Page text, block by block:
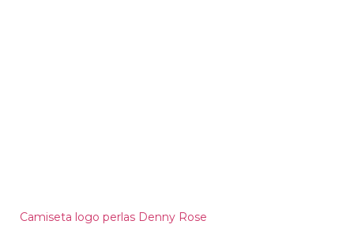
Camiseta logo perlas Denny Rose